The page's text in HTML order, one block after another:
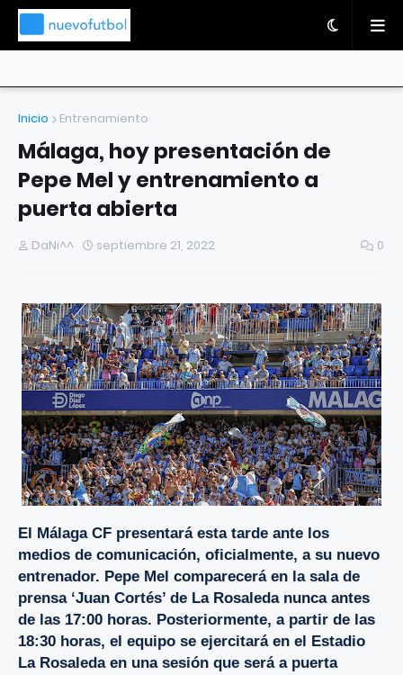
Inicio Entrenamiento
Málaga, hoy presentación de
Pepe Mel y entrenamiento a
puerta abierta
DaNi^^ septiembre 21, 2022 0
El Málaga CF presentará esta tarde ante los
medios de comunicación, oficialmente, a su nuevo
entrenador. Pepe Mel comparecerá en la sala de
prensa ‘Juan Cortés’ de La Rosaleda nunca antes
de las 17:00 horas. Posteriormente, a partir de las
18:30 horas, el equipo se ejercitará en el Estadio
La Rosaleda en una sesión que será a puerta